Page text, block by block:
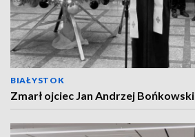
BIAŁYSTOK
Zmarł ojciec Jan Andrzej Bońkowski